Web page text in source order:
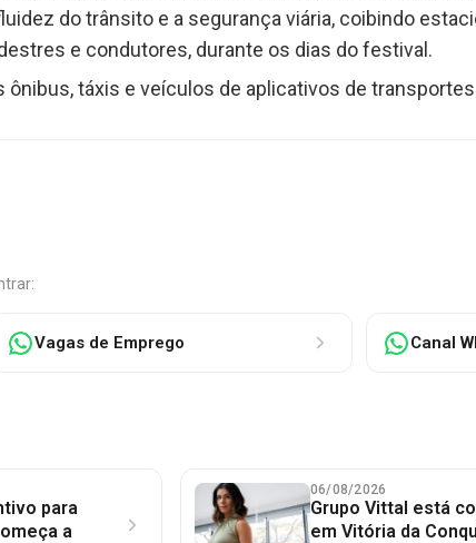
do trânsito e a segurança viária, coibindo
e condutores, durante os dias do festival.
táxis e veículos de aplicativos de
Vagas de Emprego Canal
para
a
06/08/2026
Grupo Vittal está
em Vitória da